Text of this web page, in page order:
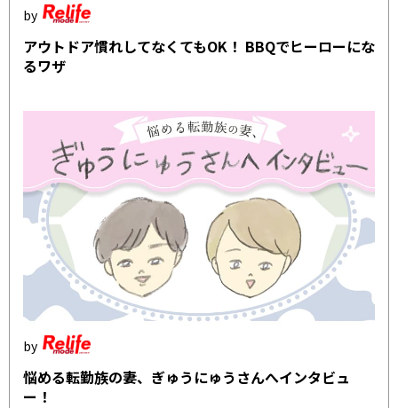
アウトドア慣れしてなくてもOK！ BBQでヒーローにな
るワザ
悩める転勤族の妻、ぎゅうにゅうさんへインタビュ
ー！